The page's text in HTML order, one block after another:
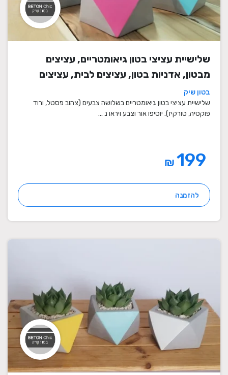
שלישיית עציצי בטון גיאומטריים, עציצים
מבטון, אדניות בטון, עציצים לבית, עציצים
מיוחדים, עציצים מעוצבים, עציצי מתנה,
מתנות לחגים
בטון שיק
שלישיית עציצי בטון גיאומטריים בשלושה צבעים (צהוב פסטל, ורוד
פוקסיה, טורקיז). יוסיפו אור וצבע ויראו נ ...
₪
להזמנה